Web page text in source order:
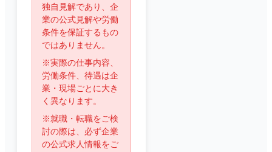
独自見解であり、企
業の公式見解や労働
条件を保証するもの
ではありません。
※実際の仕事内容、
労働条件、待遇は企
業・現場ごとに大き
く異なります。
※就職・転職をご検
討の際は、必ず企業
の公式求人情報をご